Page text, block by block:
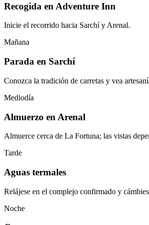
Recogida en Adventure Inn
Inicie el recorrido hacia Sarchí y Arenal.
Mañana
Parada en Sarchí
Conozca la tradición de carretas y vea
Mediodía
Almuerzo en Arenal
Almuerce cerca de La Fortuna; las vistas
Tarde
Aguas termales
Relájese en el complejo confirmado y
Noche